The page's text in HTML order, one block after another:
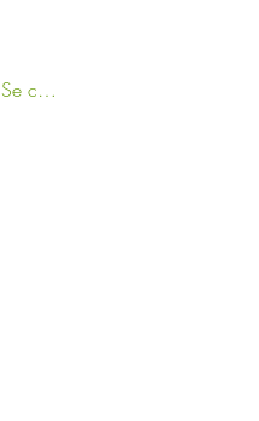
Se connecter